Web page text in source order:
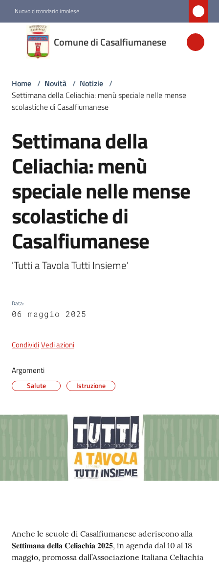
Nuovo circondario imolese
Comune di Casalfiumanese
Comune di
Casalfiumanese
Amministrazione
Casalfiumanese
line
gli
Home / Novità / Notizie /
Settimana della Celiachia: menù speciale nelle mense
scolastiche di Casalfiumanese
Salta al contenuto
Settimana della
Celiachia: menù
speciale nelle mense
scolastiche di
Casalfiumanese
'Tutti a Tavola Tutti Insieme'
Data:
06 maggio 2025
CondividiVedi azioni
Argomenti
Salute Istruzione
Contenuto
Anche le scuole di Casalfiumanese aderiscono alla
𝐒𝐞𝐭𝐭𝐢𝐦𝐚𝐧𝐚 𝐝𝐞𝐥𝐥𝐚 𝐂𝐞𝐥𝐢𝐚𝐜𝐡𝐢𝐚 𝟐𝟎𝟐𝟓, in agenda dal 10 al 18
maggio, promossa dall’Associazione Italiana Celiachia